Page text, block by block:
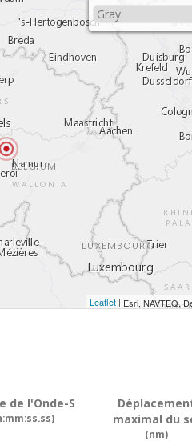
Leaflet | Esri, NAVTEQ,
de l'Onde-S
maximal du
(nm)